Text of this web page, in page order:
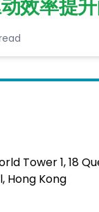
效率提
Tower 1, 18
Hong Kong